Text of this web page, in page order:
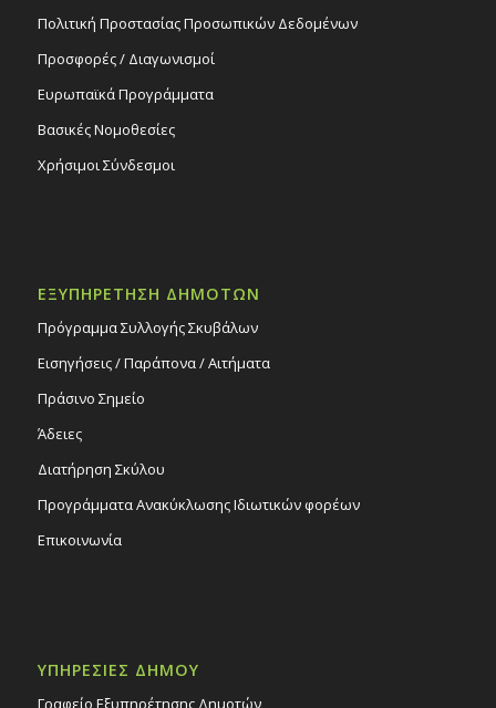
Πολιτική Προστασίας Προσωπικών Δεδομένων
Προσφορές / Διαγωνισμοί
Ευρωπαϊκά Προγράμματα
Βασικές Νομοθεσίες
Χρήσιμοι Σύνδεσμοι
ΕΞΥΠΗΡΕΤΗΣΗ ΔΗΜΟΤΩΝ
Πρόγραμμα Συλλογής Σκυβάλων
Εισηγήσεις / Παράπονα / Αιτήματα
Πράσινο Σημείο
Άδειες
Διατήρηση Σκύλου
Προγράμματα Ανακύκλωσης Ιδιωτικών φορέων
Επικοινωνία
ΥΠΗΡΕΣΙΕΣ ΔΗΜΟΥ
Γραφείο Εξυπηρέτησης Δημοτών